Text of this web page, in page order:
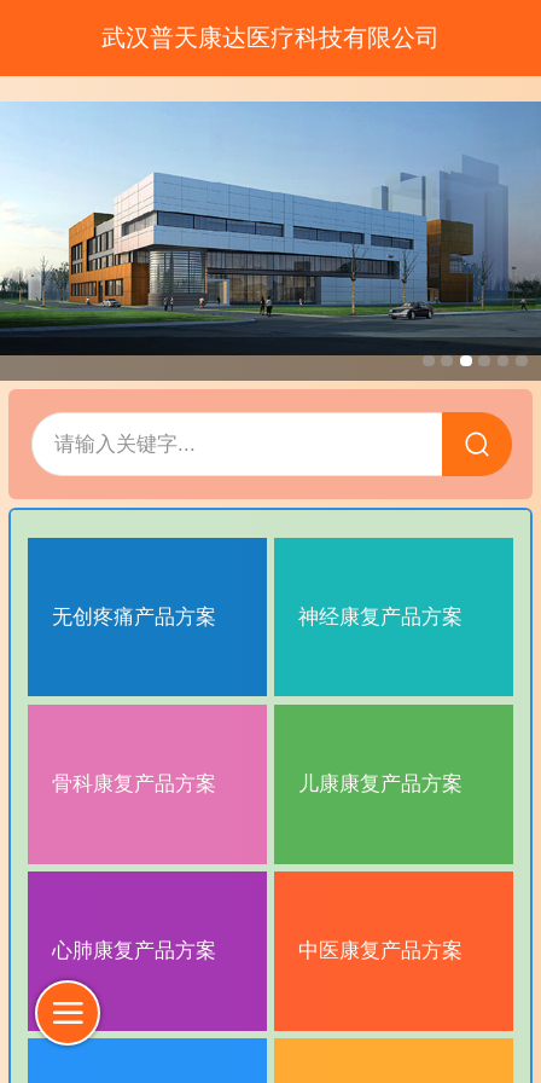
武汉普天康达医疗科技有限公司
请输入关键字...
无创疼痛产品方案 神经康复产品方案
骨科康复产品方案 儿康康复产品方案
心肺康复产品方案 中医康复产品方案